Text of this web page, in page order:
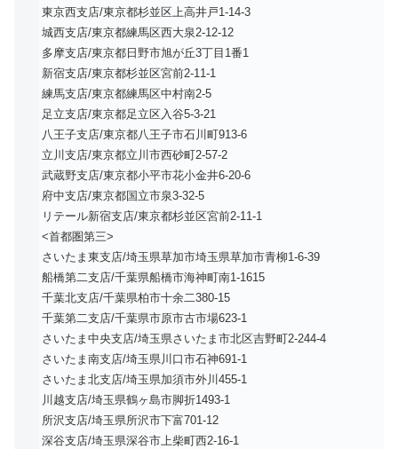
東京西支店/東京都杉並区上高井戸1-14-3
城西支店/東京都練馬区西大泉2-12-12
多摩支店/東京都日野市旭が丘3丁目1番1
新宿支店/東京都杉並区宮前2-11-1
練馬支店/東京都練馬区中村南2-5
足立支店/東京都足立区入谷5-3-21
八王子支店/東京都八王子市石川町913-6
立川支店/東京都立川市西砂町2-57-2
武蔵野支店/東京都小平市花小金井6-20-6
府中支店/東京都国立市泉3-32-5
リテール新宿支店/東京都杉並区宮前2-11-1
<首都圏第三>
さいたま東支店/埼玉県草加市埼玉県草加市青柳1-6-39
船橋第二支店/千葉県船橋市海神町南1-1615
千葉北支店/千葉県柏市十余二380-15
千葉第二支店/千葉県市原市古市場623-1
さいたま中央支店/埼玉県さいたま市北区吉野町2-244-4
さいたま南支店/埼玉県川口市石神691-1
さいたま北支店/埼玉県加須市外川455-1
川越支店/埼玉県鶴ヶ島市脚折1493-1
所沢支店/埼玉県所沢市下富701-12
深谷支店/埼玉県深谷市上柴町西2-16-1